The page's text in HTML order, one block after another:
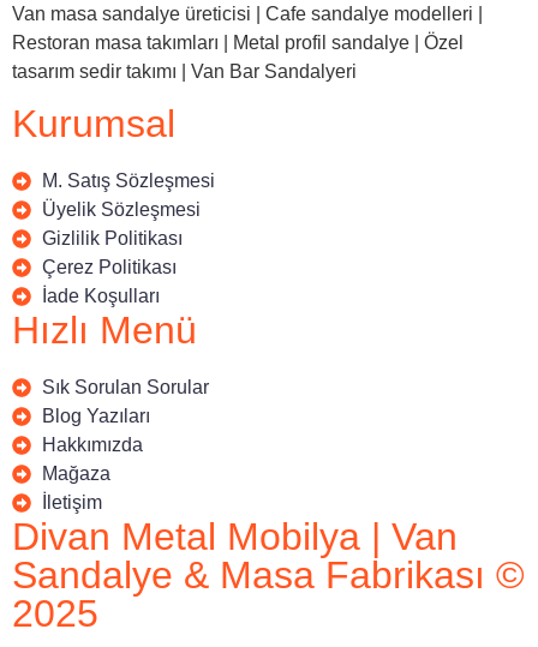
Van masa sandalye üreticisi | Cafe sandalye modelleri |
Restoran masa takımları | Metal profil sandalye | Özel
tasarım sedir takımı | Van Bar Sandalyeri
Kurumsal
M. Satış Sözleşmesi
Üyelik Sözleşmesi
Gizlilik Politikası
Çerez Politikası
İade Koşulları
Hızlı Menü
Sık Sorulan Sorular
Blog Yazıları
Hakkımızda
Mağaza
İletişim
Divan Metal Mobilya | Van
Sandalye & Masa Fabrikası ©
2025